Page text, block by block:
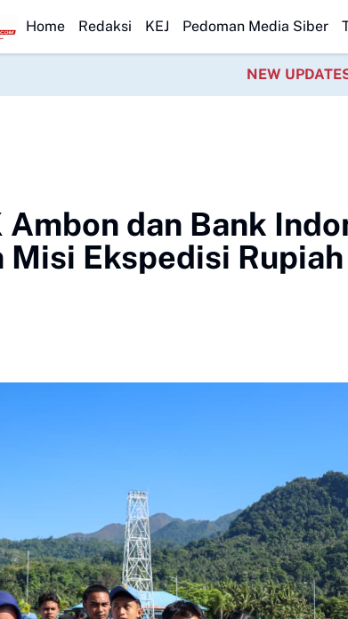
Korban Terakhir Kapal Pompong Tenggelam di Meranti
Home Redaksi KEJ Pedoman Media Siber
NEW
dan Bank
Misi Ekspedisi